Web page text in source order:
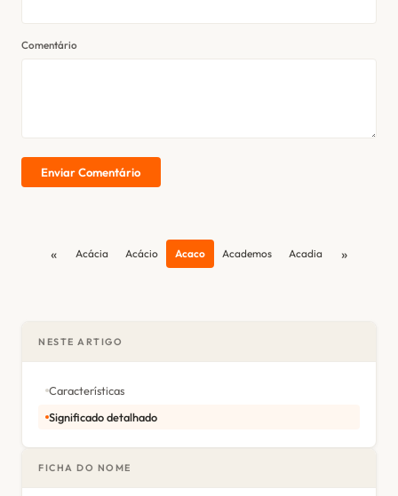
Comentário
Enviar Comentário
« Acácia Acácio Acaco Academos Acadia »
NESTE ARTIGO
Características
Significado detalhado
FICHA DO NOME